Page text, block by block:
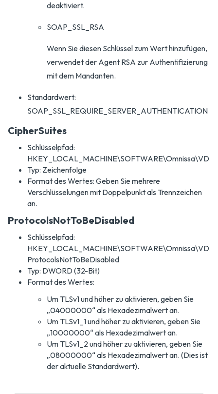
deaktiviert.
SOAP_SSL_RSA
Wenn Sie diesen Schlüssel zum Wert hinzufügen,
verwendet der Agent RSA zur Authentifizierung
mit dem Mandanten.
Standardwert:
SOAP_SSL_REQUIRE_SERVER_AUTHENTICATION
CipherSuites
Schlüsselpfad:
Typ: Zeichenfolge
Format des Wertes: Geben Sie mehrere
Verschlüsselungen mit Doppelpunkt als Trennzeichen
an.
ProtocolsNotToBeDisabled
Schlüsselpfad:
ProtocolsNotToBeDisabled
Typ: DWORD (32-Bit)
Format des Wertes:
Um TLSv1 und höher zu aktivieren, geben Sie
„04000000“ als Hexadezimalwert an.
Um TLSv1_1 und höher zu aktivieren, geben Sie
„10000000“ als Hexadezimalwert an.
Um TLSv1_2 und höher zu aktivieren, geben Sie
„08000000“ als Hexadezimalwert an. (Dies ist
der aktuelle Standardwert).